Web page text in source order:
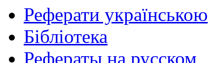
Реферати українською
Бібліотека
Рефераты на русском